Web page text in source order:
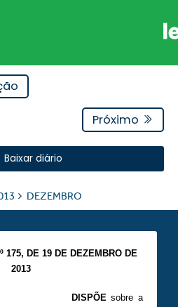
Próximo
Baixar diário
DEZEMBRO
175, DE 19 DE DEZEMBRO DE
2013
DISPÕEsobre a